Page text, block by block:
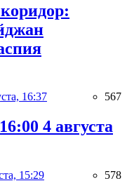
16:37 567
4 августа
15:29 578